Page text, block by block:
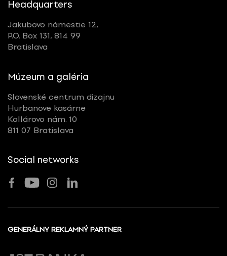
Headquarters
Jakubovo námestie 12,
P.O. Box 131, 814 99
Bratislava
Múzeum a galéria
Slovenské centrum dizajnu
Hurbanove kasárne
Kollárovo nám. 10
811 07 Bratislava
Social networks
GENERÁLNY REKLAMNÝ PARTNER